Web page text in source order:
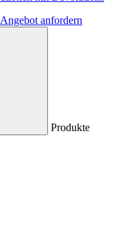
Angebot anfordern
Produkte